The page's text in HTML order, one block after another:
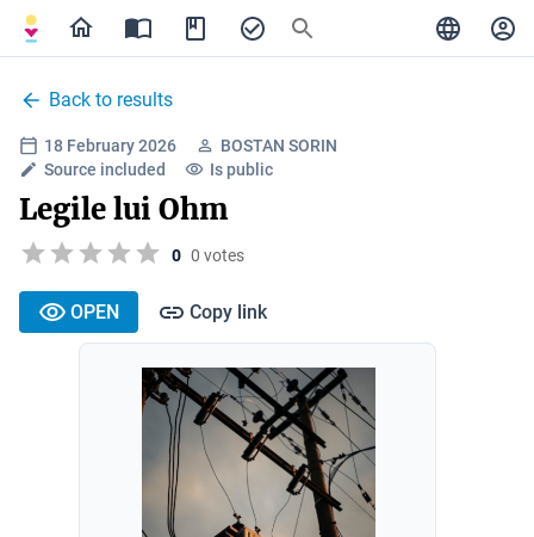
Back to results
18 February 2026
BOSTAN SORIN
Source included
Is public
Legile lui Ohm
0 0 votes
OPEN Copy link